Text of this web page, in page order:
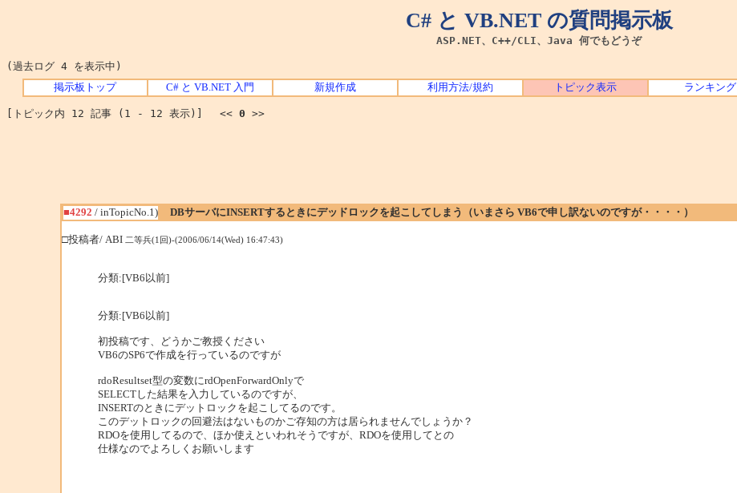
C# と VB.NET の質問掲示板
ASP.NET、C++/CLI、Java 何でもどうぞ
(過去ログ 4 を表示中)
掲示板トップ C# と VB.NET 入門 新規作成 利用方法/規約 トピック表示 ランキング
[トピック内 12 記事 (1 - 12 表示)] << 0 >>
■4292 / inTopicNo.1)
DBサーバにINSERTするときにデッドロックを起こしてしまう（いまさら VB6で申し訳ないのですが・・・・）
□投稿者/ ABI 二等兵(1回)-(2006/06/14(Wed) 16:47:43)
分類:[VB6以前]
分類:[VB6以前]
初投稿です、どうかご教授ください
VB6のSP6で作成を行っているのですが
rdoResultset型の変数にrdOpenForwardOnlyで
SELECTした結果を入力しているのですが、
INSERTのときにデットロックを起こしてるのです。
このデットロックの回避法はないものかご存知の方は居られませんでしょうか？
RDOを使用してるので、ほか使えといわれそうですが、RDOを使用してとの
仕様なのでよろしくお願いします